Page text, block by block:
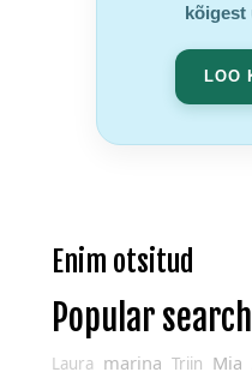
kõigest
LOO
Enim otsitud
Popular
Laura marina Triin Mia